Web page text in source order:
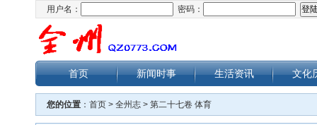
用户名： 密码：
首页 新闻时事 生活资讯 文化
您的位置 ： 首页 > 全州志 > 第二十七卷 体育